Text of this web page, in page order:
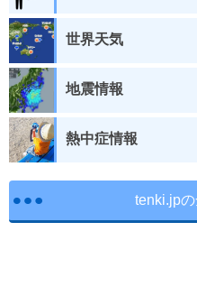
世界天気
地震情報
熱中症情報
tenki.jp